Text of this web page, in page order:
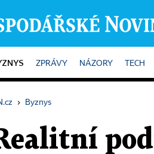
ZPRÁVY NÁZORY TECH
› Byznys